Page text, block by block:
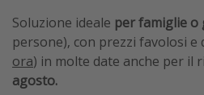
Soluzione ideale per famiglie o
persone), con prezzi favolosi e
ora) in molte date anche per il
agosto.